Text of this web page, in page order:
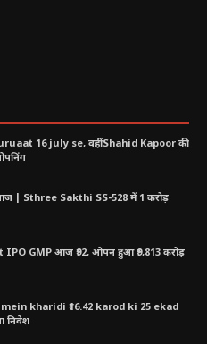
16 july se, वहीं Shahid Kapoor की
| Sthree Sakthi SS-528 में 1 करोड़
GMP आज ₹92, ओपन हुआ ₹9,813 करोड़
kharidi ₹16.42 karod ki 25 ekad
निवेश